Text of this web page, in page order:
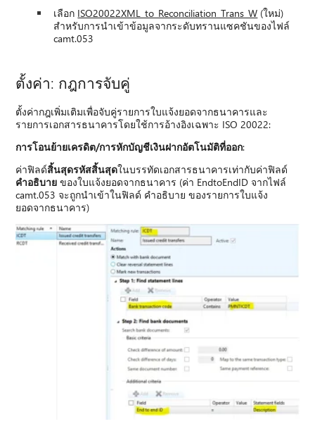
เลือก ISO20022XML_to_Reconciliation_Trans_W (ใหม่)
สําหรับการนําเข้าข้อมูลจากระดับทรานแซคชันของไฟล์
camt.053
ตั้งค่า: กฎการจับคู่
ตั้งค่ากฎเพิ่มเติมเพื่อจับคู่รายการใบแจ้งยอดจากธนาคารและ
รายการเอกสารธนาคารโดยใช้การอ้างอิงเฉพาะ ISO 20022:
การโอนย้ายเครดิต/การหักบัญชีเงินฝากอัตโนมัติที่ออก:
ค่าฟิลด์สิ้นสุดรหัสสิ้นสุดในบรรทัดเอกสารธนาคารเท่ากับค่าฟิลด์
คําอธิบาย ของใบแจ้งยอดจากธนาคาร (ค่า EndtoEndID จากไฟล์
camt.053 จะถูกนําเข้าในฟิลด์ คําอธิบาย ของรายการใบแจ้ง
ยอดจากธนาคาร)